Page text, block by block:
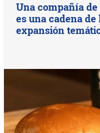
Una compañía
es una cadena
expansión